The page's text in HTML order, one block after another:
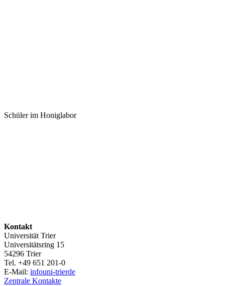
Schüler im Honiglabor
Kontakt
Universität Trier
Universitätsring 15
54296 Trier
Tel. +49 651 201-0
E-Mail: infouni-trierde
Zentrale Kontakte